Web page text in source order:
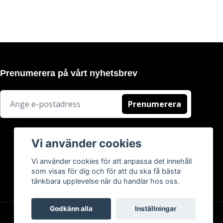
Prenumerera på vårt nyhetsbrev
Prenumerera
Vi använder cookies
Vi använder cookies för att anpassa det innehåll
som visas för dig och för att du ska få bästa
tänkbara upplevelse när du handlar hos oss.
Godkänn alla Inställningar